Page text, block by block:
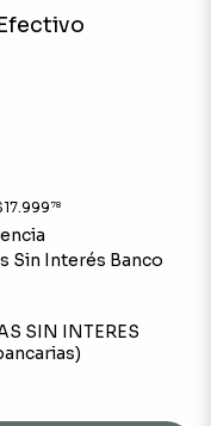
78
Sin Interés Banco
SIN INTERES